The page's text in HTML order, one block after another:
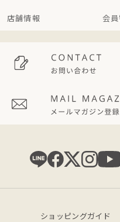
店舗情報 会
ショッピングガイド